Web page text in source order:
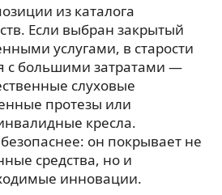
из каталога
Если выбран закрытый
услугами, в старости
с большими затратами —
слуховые
протезы или
кресла.
он покрывает не
средства, но и
инновации.